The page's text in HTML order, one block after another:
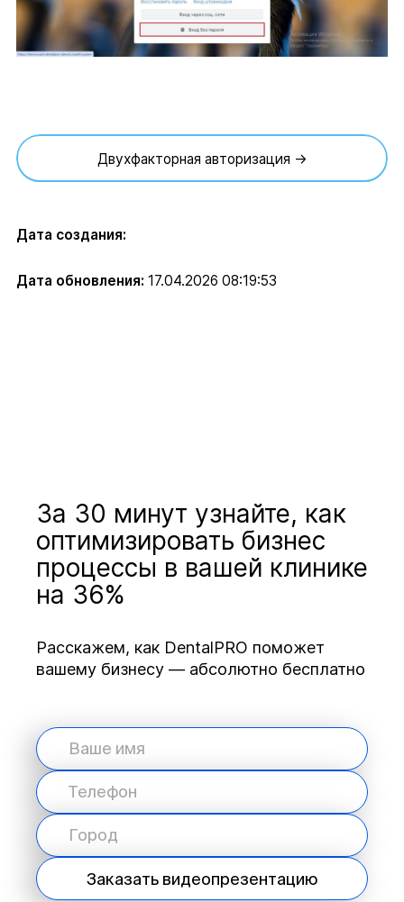
Двухфакторная авторизация →
Дата создания:
Дата обновления: 17.04.2026 08:19:53
За 30 минут узнайте, как
оптимизировать бизнес
процессы в вашей клинике
на 36%
Расскажем, как DentalPRO поможет
вашему бизнесу — абсолютно бесплатно
Заказать видеопрезентацию